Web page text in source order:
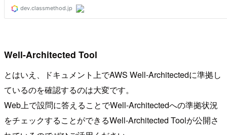
Well-Architected Tool
とはいえ、ドキュメント上でAWS Well-Architectedに準拠し
ているのを確認するのは大変です。
Web上で設問に答えることでWell-Architectedへの準拠状況
をチェックすることができるWell-Architected Toolが公開さ